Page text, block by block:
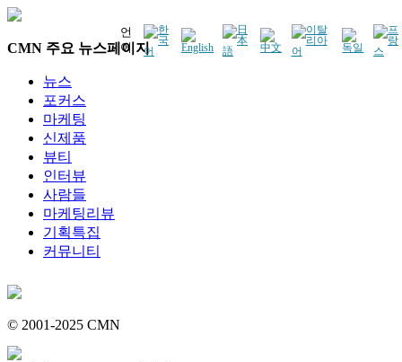
언
어
CMN 주요 뉴스페이지
뉴스
포커스
마케팅
신제품
뷰티
인터뷰
사람들
마케팅리뷰
기획특집
커뮤니티
© 2001-2025 CMN